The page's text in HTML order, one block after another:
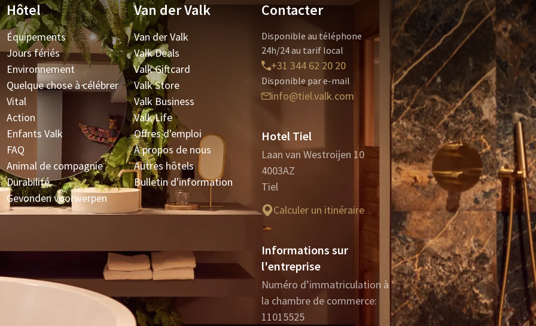
Hôtel
Équipements
Jours fériés
Environnement
Quelque chose à célébrer
Vital
Action
Enfants Valk
FAQ
Animal de compagnie
Durabilité
Gevonden voorwerpen
Van der Valk
Van der Valk
Valk Deals
Valk Giftcard
Valk Store
Valk Business
Valk Life
Offres d'emploi
À propos de nous
Autres hôtels
Bulletin d'information
Contacter
Disponible au téléphone
24h/24 au tarif local
+31 344 62 20 20
Disponible par e-mail
info@tiel.valk.com
Hotel Tiel
Laan van Westroijen 10
4003AZ
Tiel
Calculer un itinéraire
Informations sur
l'entreprise
Numéro d’immatriculation à
la chambre de commerce:
11015525